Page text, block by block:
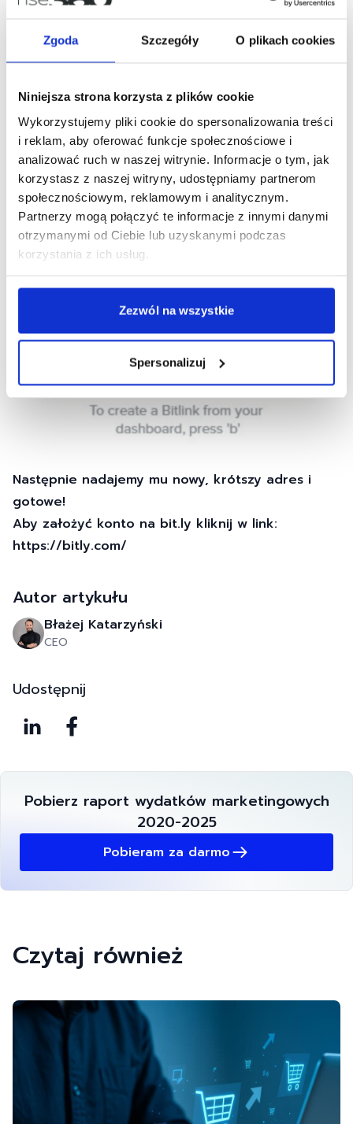
Zgoda Szczegóły O plikach cookies
Niniejsza strona korzysta z plików cookie
Wykorzystujemy pliki cookie do spersonalizowania treści
i reklam, aby oferować funkcje społecznościowe i
analizować ruch w naszej witrynie. Informacje o tym, jak
korzystasz z naszej witryny, udostępniamy partnerom
społecznościowym, reklamowym i analitycznym.
Partnerzy mogą połączyć te informacje z innymi danymi
otrzymanymi od Ciebie lub uzyskanymi podczas
korzystania z ich usług.
Zezwól na wszystkie
Spersonalizuj
Pokazuje nam się karta i w wyznaczone miejsce
trzeba wkleić link
Następnie nadajemy mu nowy, krótszy adres i
gotowe!
Aby założyć konto na bit.ly kliknij w link:
https://bitly.com/
Autor artykułu
Błażej Katarzyński
CEO
Udostępnij
Pobierz raport wydatków marketingowych
2020-2025
Pobieram za darmo
Czytaj również